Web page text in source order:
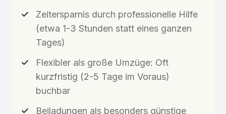
Zeitersparnis durch professionelle Hilfe
(etwa 1-3 Stunden statt eines ganzen
Tages)
Flexibler als große Umzüge: Oft
kurzfristig (2-5 Tage im Voraus)
buchbar
Beiladungen als besonders günstige